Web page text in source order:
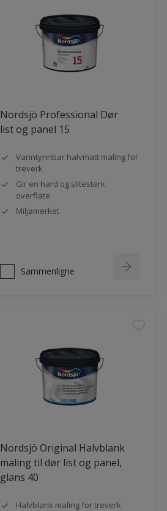
Nordsjö Professional Dør
list og panel 15
Vanntynnbar halvmatt maling for
treverk
Gir en hard og slitesterk
overflate
Miljømerket
Sammenligne
Nordsjö Original Halvblank
maling til dør list og panel,
glans 40
Halvblank maling for treverk